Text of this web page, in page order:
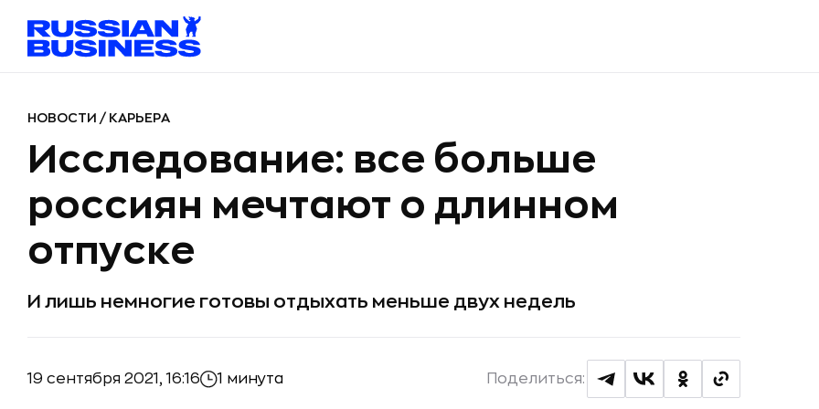
НОВОСТИ / КАРЬЕРА
Исследование: все больше
россиян мечтают о длинном
отпуске
И лишь немногие готовы отдыхать меньше двух недель
19 сентября 2021, 16:16 1 минута Поделиться: